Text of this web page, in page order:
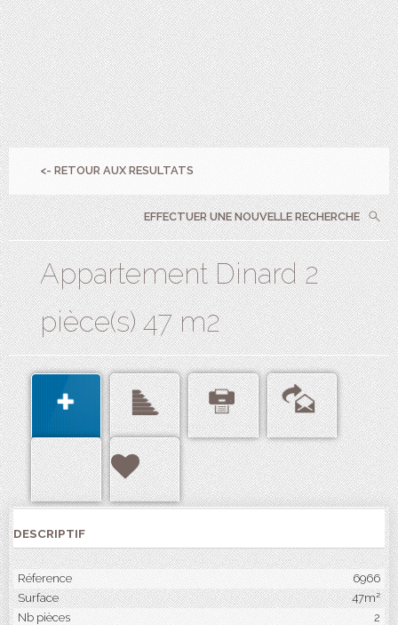
<- RETOUR AUX RESULTATS
EFFECTUER UNE NOUVELLE RECHERCHE
Appartement Dinard 2
pièce(s) 47 m2
DESCRIPTIF
Réference
6966
Surface
47m²
Nb pièces
2